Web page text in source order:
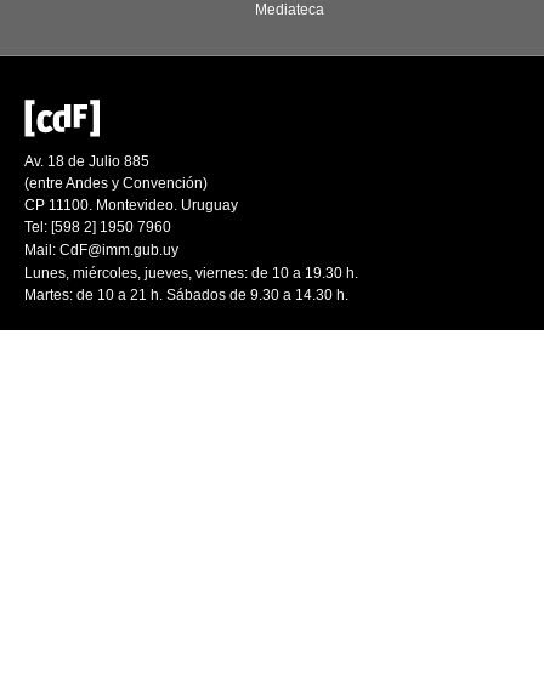
Mediateca
Av. 18 de Julio 885
(entre Andes y Convención)
CP 11100. Montevideo. Uruguay
Tel: [598 2] 1950 7960
Mail: CdF@imm.gub.uy
Lunes, miércoles, jueves, viernes: de 10 a 19.30 h.
Martes: de 10 a 21 h. Sábados de 9.30 a 14.30 h.